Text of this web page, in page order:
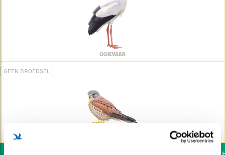
OOIEVAAR
GEEN BROEDSEL